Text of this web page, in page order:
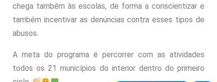
chega também às escolas, de forma a conscientizar e
também incentivar as denúncias contra esses tipos de
abusos.
A meta do programa é percorrer com as atividades
todos os 21 municípios do interior dentro do primeiro